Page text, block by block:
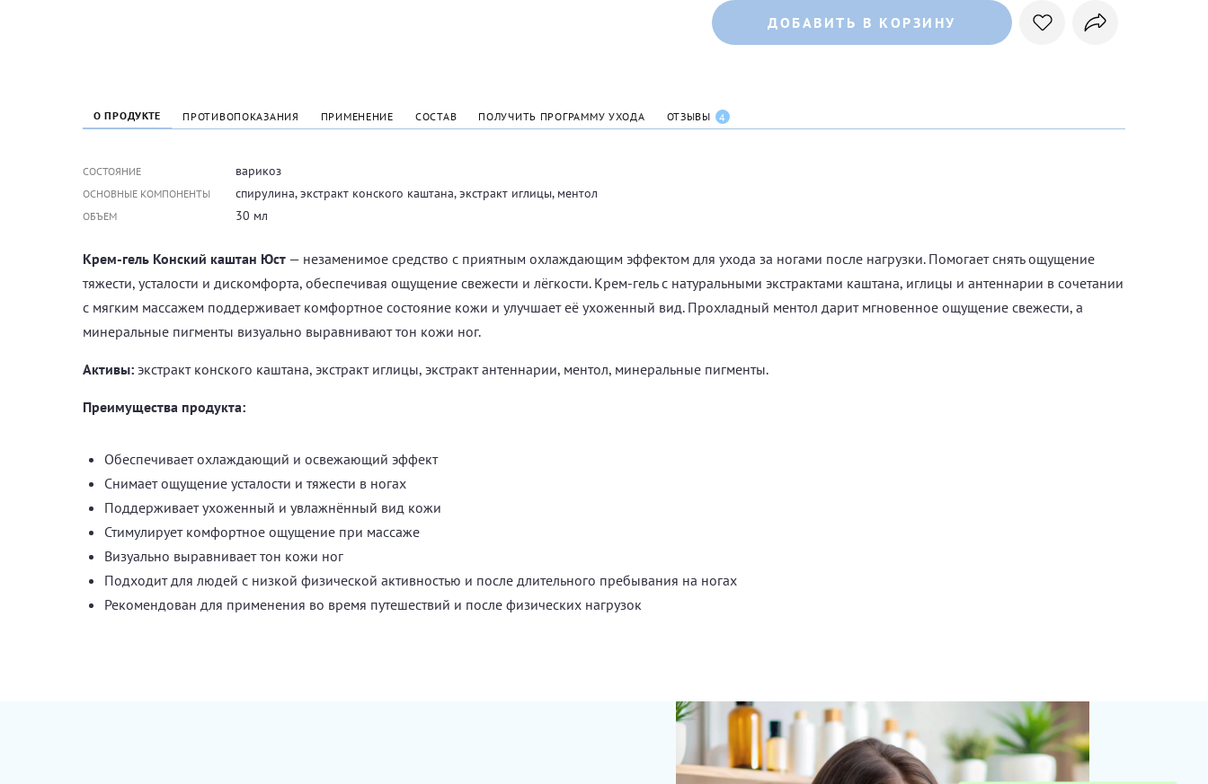
ДОБАВИТЬ В КОРЗИНУ
О ПРОДУКТЕ ПРОТИВОПОКАЗАНИЯ ПРИМЕНЕНИЕ СОСТАВ ПОЛУЧИТЬ ПРОГРАММУ УХОДА ОТЗЫВЫ 4
СОСТОЯНИЕ варикоз
ОСНОВНЫЕ КОМПОНЕНТЫ спирулина, экстракт конского каштана, экстракт иглицы, ментол
ОБЪЕМ 30 мл
Крем-гель Конский каштан Юст — незаменимое средство с приятным охлаждающим эффектом для ухода за ногами после нагрузки. Помогает снять ощущение
тяжести, усталости и дискомфорта, обеспечивая ощущение свежести и лёгкости. Крем-гель с натуральными экстрактами каштана, иглицы и антеннарии в сочетании
с мягким массажем поддерживает комфортное состояние кожи и улучшает её ухоженный вид. Прохладный ментол дарит мгновенное ощущение свежести, а
минеральные пигменты визуально выравнивают тон кожи ног.
Активы: экстракт конского каштана, экстракт иглицы, экстракт антеннарии, ментол, минеральные пигменты.
Преимущества продукта:
Обеспечивает охлаждающий и освежающий эффект
Снимает ощущение усталости и тяжести в ногах
Поддерживает ухоженный и увлажнённый вид кожи
Стимулирует комфортное ощущение при массаже
Визуально выравнивает тон кожи ног
Подходит для людей с низкой физической активностью и после длительного пребывания на ногах
Рекомендован для применения во время путешествий и после физических нагрузок